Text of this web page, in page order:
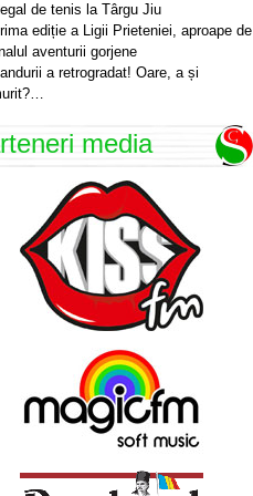
de tenis la Târgu Jiu
ediție a Ligii Prieteniei, aproape de
aventurii gorjene
a retrogradat! Oare, a și
media